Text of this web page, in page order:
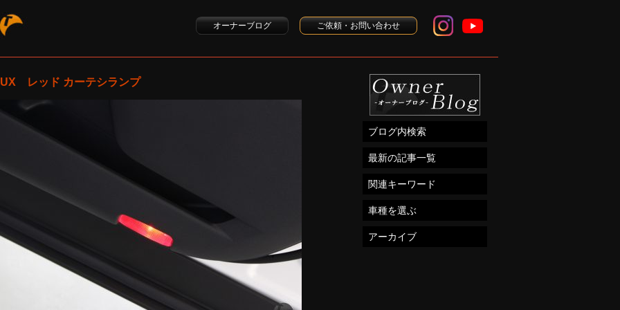
オーナーブログ ご依頼・お問い合わせ
レッド カーテシランプ
ブログ内検索
最新の記事一覧
関連キーワード
車種を選ぶ
アーカイブ